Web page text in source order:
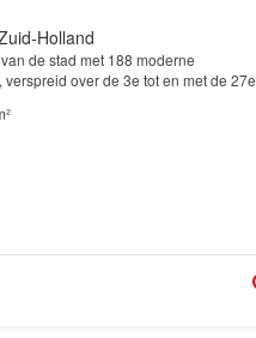
Holland
de stad met 188 moderne
over de 3e tot en met de 27e